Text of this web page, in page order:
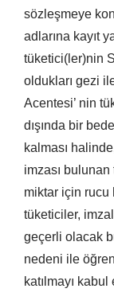
sözleşmeye
adlarına kayıt
tüketici(ler)nin
oldukları gezi
Acentesi’ nin
dışında bir
kalması
imzası
miktar için rucu
tüketiciler,
geçerli olacak
nedeni ile
katılmayı